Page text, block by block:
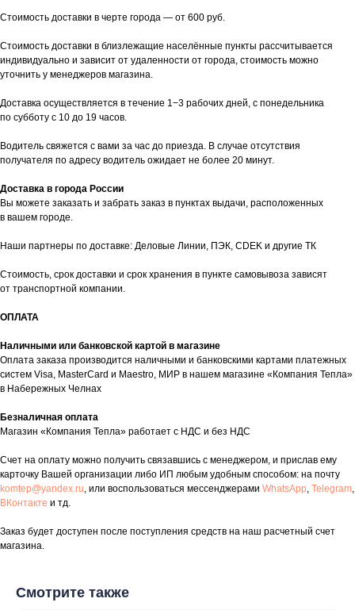
Стоимость доставки в черте города — от 600 руб.
Стоимость доставки в близлежащие населённые пункты рассчитывается
индивидуально и зависит от удаленности от города, стоимость можно
уточнить у менеджеров магазина.
Доставка осуществляется в течение 1−3 рабочих дней, с понедельника
по субботу с 10 до 19 часов.
Водитель свяжется с вами за час до приезда. В случае отсутствия
получателя по адресу водитель ожидает не более 20 минут.
Доставка в города России
Вы можете заказать и забрать заказ в пунктах выдачи, расположенных
в вашем городе.
Наши партнеры по доставке: Деловые Линии, ПЭК, CDEK и другие ТК
Стоимость, срок доставки и срок хранения в пункте самовывоза зависят
от транспортной компании.
ОПЛАТА
Наличными или банковской картой в магазине
Оплата заказа производится наличными и банковскими картами платежных
систем Visa, MasterCard и Maestro, МИР в нашем магазине «Компания Тепла»
в Набережных Челнах
Безналичная оплата
Магазин «Компания Тепла» работает с НДС и без НДС
Счет на оплату можно получить связавшись с менеджером, и прислав ему
карточку Вашей организации либо ИП любым удобным способом: на почту
komtep@yandex.ru, или воспользоваться мессенджерами WhatsApp, Telegram,
ВКонтакте и тд.
Заказ будет доступен после поступления средств на наш расчетный счет
магазина.
Смотрите также
Почта: komtep@yandex.ru
+7 (8552) 78-33-11
Каталог О компании Статьи